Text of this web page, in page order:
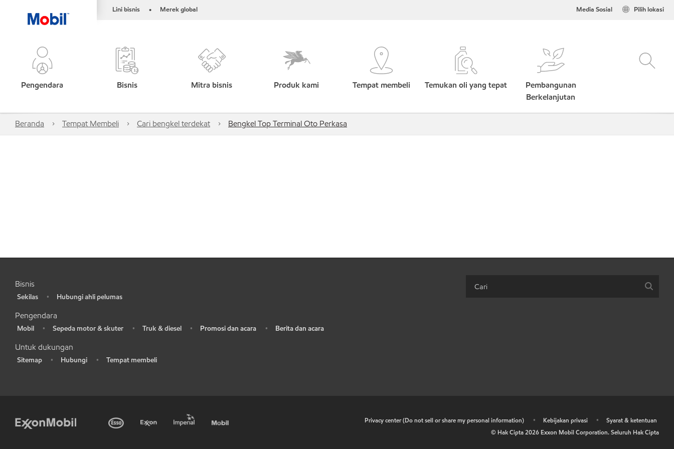
Lini bisnis • Merek global Pilih lokasi
Media Sosial
Pengendara Bisnis Mitra bisnis Produk kami Tempat membeli Temukan oli yang tepat
Pembangunan
Berkelanjutan
Beranda Tempat Membeli Cari bengkel terdekat Bengkel Top Terminal Oto Perkasa
Bisnis
Sekilas • Hubungi ahli pelumas
Pengendara
Mobil • Sepeda motor & skuter • Truk & diesel • Promosi dan acara • Berita dan acara
Untuk dukungan
Sitemap • Hubungi • Tempat membeli
Privacy center (Do not sell or share my personal information) • Kebijakan privasi •
Syarat & ketentuan
© Hak Cipta2026 Exxon Mobil Corporation. Seluruh Hak Cipta